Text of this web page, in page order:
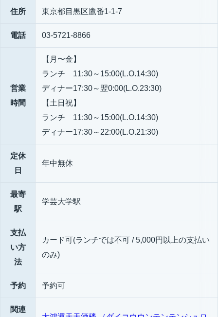
住所 東京都目黒区鷹番1-1-7
電話 03-5721-8866
営業
時間
【月〜金】
ランチ 11:30～15:00(L.O.14:30)
ディナー17:30～翌0:00(L.O.23:30)
【土日祝】
ランチ 11:30～15:00(L.O.14:30)
ディナー17:30～22:00(L.O.21:30)
定休
日
年中無休
最寄
駅
学芸大学駅
支払
い方
法
カード可(ランチでは不可 / 5,000円以上の支払い
のみ)
予約 予約可
関連